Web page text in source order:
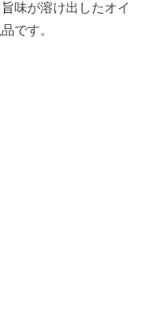
味が溶け出したオイ
です。